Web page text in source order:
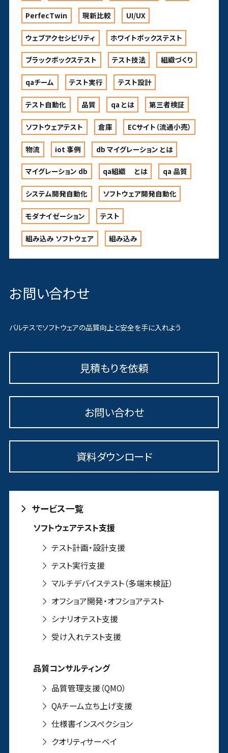
PerfecTwin 現新比較 UI/UX
ウェブアクセシビリティ ホワイトボックステスト
ブラックボックステスト テスト技法 組織づくり
qaチーム テスト実行 テスト設計
テスト自動化 品質 qa とは 第三者検証
ソフトウェアテスト 倉庫 ECサイト（流通小売）
物流 iot 事例 db マイグレーション とは
マイグレーション db qa組織 とは qa 品質
システム開発自動化 ソフトウェア開発自動化
モダナイゼーション テスト
組み込み ソフトウェア 組み込み
お問い合わせ
バルテスでソフトウェアの品質向上と安全を手に入れよう
見積もりを依頼
お問い合わせ
資料ダウンロード
サービス一覧
ソフトウェアテスト支援
テスト計画・設計支援
テスト実行支援
マルチデバイステスト（多端末検証）
オフショア開発・オフショアテスト
シナリオテスト支援
受け入れテスト支援
品質コンサルティング
品質管理支援（QMO）
QAチーム立ち上げ支援
仕様書インスペクション
クオリティサーベイ